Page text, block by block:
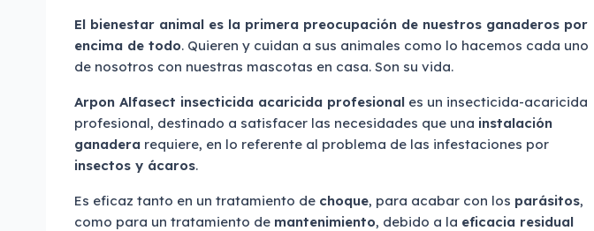
El bienestar animal es la primera preocupación de nuestros ganaderos por
encima de todo. Quieren y cuidan a sus animales como lo hacemos cada uno
de nosotros con nuestras mascotas en casa. Son su vida.
Arpon Alfasect insecticida acaricida profesional es un insecticida-acaricida
profesional, destinado a satisfacer las necesidades que una instalación
ganadera requiere, en lo referente al problema de las infestaciones por
insectos y ácaros.
Es eficaz tanto en un tratamiento de choque, para acabar con los parásitos,
como para un tratamiento de mantenimiento, debido a la eficacia residual